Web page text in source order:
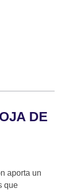
DE
aporta un
que